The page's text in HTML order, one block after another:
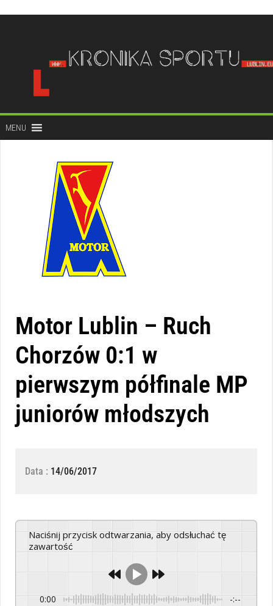
treści
MENU
Motor Lublin – Ruch
Chorzów 0:1 w
pierwszym półfinale MP
juniorów młodszych
Data : 14/06/2017
Naciśnij przycisk odtwarzania, aby odsłuchać tę
zawartość
0:00 -:--